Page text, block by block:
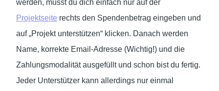
werden, musst du dich einfach nur auf der
Projektseite rechts den Spendenbetrag eingeben und
auf „Projekt unterstützen“ klicken. Danach werden
Name, korrekte Email-Adresse (Wichtig!) und die
Zahlungsmodalität ausgefüllt und schon bist du fertig.
Jeder Unterstützer kann allerdings nur einmal